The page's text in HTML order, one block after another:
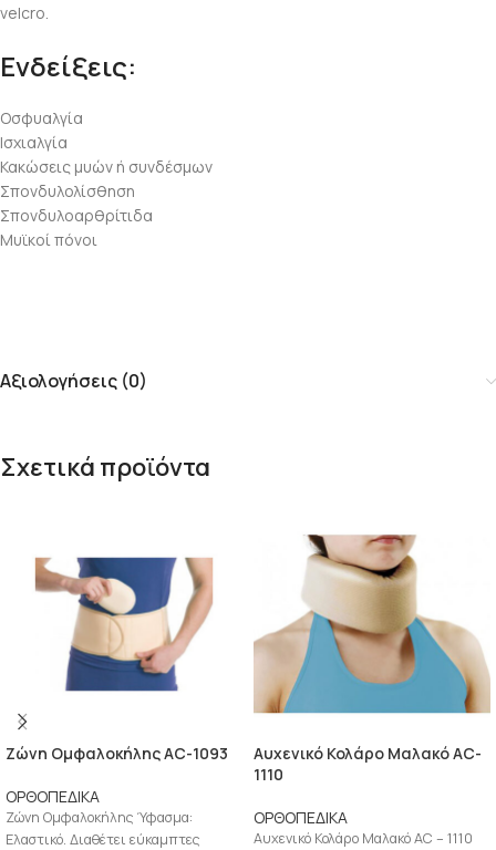
velcro.
Ενδείξεις:
Οσφυαλγία
Ισχιαλγία
Κακώσεις μυών ή συνδέσμων
Σπονδυλολίσθηση
Σπονδυλοαρθρίτιδα
Μυϊκοί πόνοι
Αξιολογήσεις (0)
Σχετικά προϊόντα
Zώνη Ομφαλοκήλης AC-1093
ΟΡΘΟΠΕΔΙΚΑ
Zώνη Ομφαλοκήλης Ύφασμα:
Ελαστικό. Διαθέτει εύκαμπτες
Αυχενικό Κολάρο Μαλακό AC-
1110
ΟΡΘΟΠΕΔΙΚΑ
Αυχενικό Κολάρο Μαλακό AC – 1110